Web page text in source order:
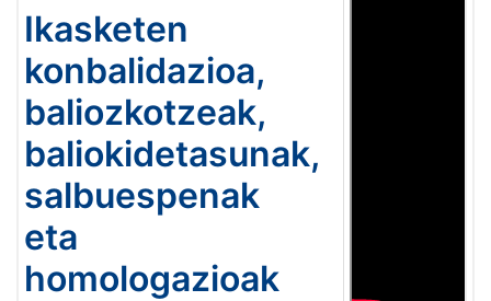
Ikasketen
konbalidazioa,
baliozkotzeak,
baliokidetasunak,
salbuespenak
eta
homologazioak